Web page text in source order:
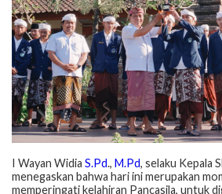
I Wayan Widia S.Pd., M.Pd, selaku Kepala
menegaskan bahwa hari ini merupakan
memperingati kelahiran Pancasila, untuk